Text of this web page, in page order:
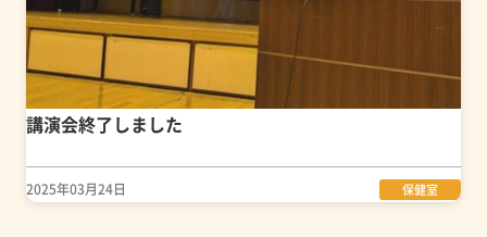
講演会終了しました
2025年03月24日 保健室